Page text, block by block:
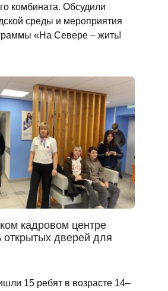
комбината. Обсудили
среды и мероприятия
«На Севере – жить!
кадровом центре
дверей для
15 ребят в возрасте 14–